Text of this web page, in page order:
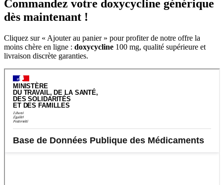
Commandez votre doxycycline générique
dès maintenant !
Cliquez sur « Ajouter au panier » pour profiter de notre offre la
moins chère en ligne : doxycycline 100 mg, qualité supérieure et
livraison discrète garanties.